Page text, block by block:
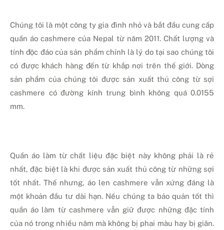
Chúng tôi là một công ty gia đình nhỏ và bắt đầu cung cấp
quần áo cashmere của Nepal từ năm 2011. Chất lượng và
tính độc đáo của sản phẩm chính là lý do tại sao chúng tôi
có được khách hàng đến từ khắp nơi trên thế giới. Dòng
sản phẩm của chúng tôi được sản xuất thủ công từ sợi
cashmere có đường kính trung bình không quá 0.0155
mm.
Quần áo làm từ chất liệu đặc biệt này không phải là rẻ
nhất, đặc biệt là khi được sản xuất thủ công từ những sợi
tốt nhất. Thế nhưng, áo len cashmere vẫn xứng đáng là
một khoản đầu tư dài hạn. Nếu chúng ta bảo quản tốt thì
quần áo làm từ cashmere vẫn giữ được những đặc tính
của nó trong nhiều năm mà không bị phai màu hay bị giãn.